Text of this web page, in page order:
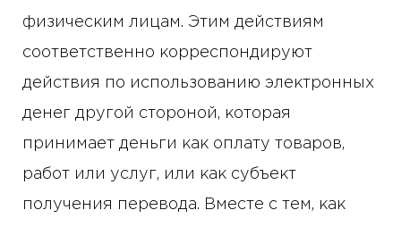
физическим лицам. Этим действиям
соответственно корреспондируют
действия по использованию электронных
денег другой стороной, которая
принимает деньги как оплату товаров,
работ или услуг, или как субъект
получения перевода. Вместе с тем, как